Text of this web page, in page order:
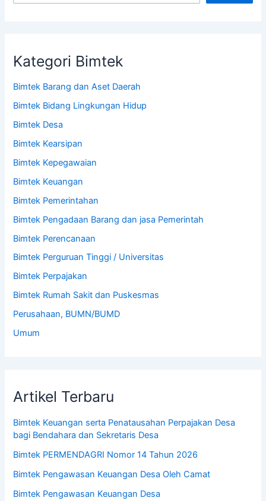
Kategori Bimtek
Bimtek Barang dan Aset Daerah
Bimtek Bidang Lingkungan Hidup
Bimtek Desa
Bimtek Kearsipan
Bimtek Kepegawaian
Bimtek Keuangan
Bimtek Pemerintahan
Bimtek Pengadaan Barang dan jasa Pemerintah
Bimtek Perencanaan
Bimtek Perguruan Tinggi / Universitas
Bimtek Perpajakan
Bimtek Rumah Sakit dan Puskesmas
Perusahaan, BUMN/BUMD
Umum
Artikel Terbaru
Bimtek Keuangan serta Penatausahan Perpajakan Desa
bagi Bendahara dan Sekretaris Desa
Bimtek PERMENDAGRI Nomor 14 Tahun 2026
Bimtek Pengawasan Keuangan Desa Oleh Camat
Bimtek Pengawasan Keuangan Desa